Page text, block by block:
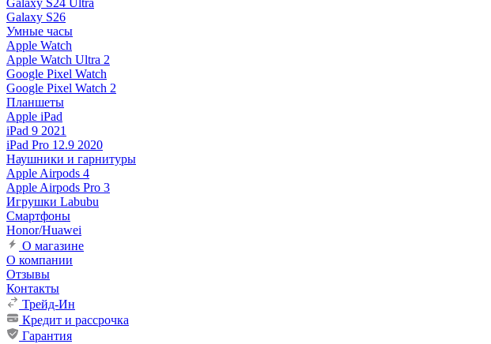
Galaxy S24 Ultra
Galaxy S26
Умные часы
Apple Watch
Apple Watch Ultra 2
Google Pixel Watch
Google Pixel Watch 2
Планшеты
Apple iPad
iPad 9 2021
iPad Pro 12.9 2020
Наушники и гарнитуры
Apple Airpods 4
Apple Airpods Pro 3
Игрушки Labubu
Смартфоны
Honor/Huawei
О магазине
О компании
Отзывы
Контакты
Трейд-Ин
Кредит и рассрочка
Гарантия